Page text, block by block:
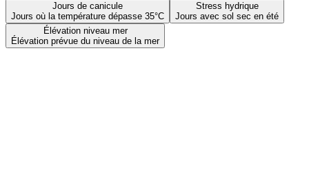
Jours de canicule
Jours où la température dépasse 35°C
Stress hydrique
Jours avec sol sec en été
Élévation niveau mer
Élévation prévue du niveau de la mer